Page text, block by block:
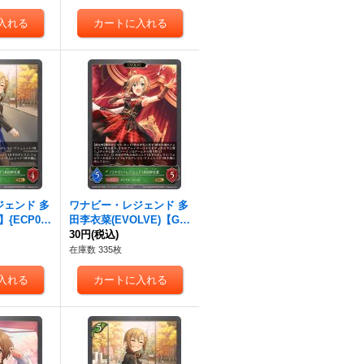
ェンド 多
{ECP02-
ワナビー・レジェンド 多
田李衣菜(EVOLVE)【G
R】{ECP02-007}《エル
フ》
30円(税込)
在庫数 335枚